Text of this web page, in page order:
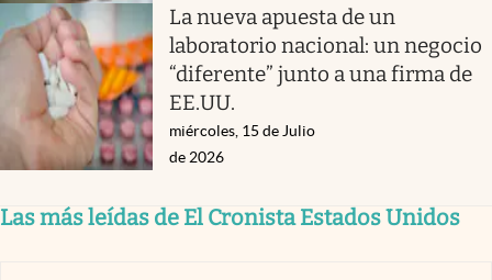
La nueva apuesta de un
laboratorio nacional: un negocio
“diferente” junto a una firma de
EE.UU.
miércoles, 15 de Julio
de 2026
Las más leídas de El Cronista Estados Unidos